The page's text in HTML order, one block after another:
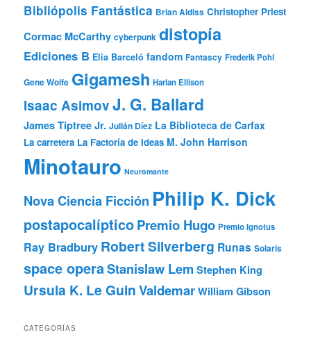
Bibliópolis Fantástica Brian Aldiss Christopher Priest
Cormac McCarthy cyberpunk distopía
Ediciones B Elia Barceló fandom Fantascy Frederik Pohl
Gene Wolfe Gigamesh Harlan Ellison
Isaac AsimovJ. G. Ballard
James Tiptree Jr. Julián Díez La Biblioteca de Carfax
La carretera La Factoría de Ideas M. John Harrison
Minotauro Neuromante
Nova Ciencia Ficción Philip K. Dick
postapocalípticoPremio Hugo Premio Ignotus
Ray Bradbury Robert Silverberg Runas Solaris
space operaStanislaw Lem Stephen King
Ursula K. Le GuinValdemarWilliam Gibson
CATEGORÍAS